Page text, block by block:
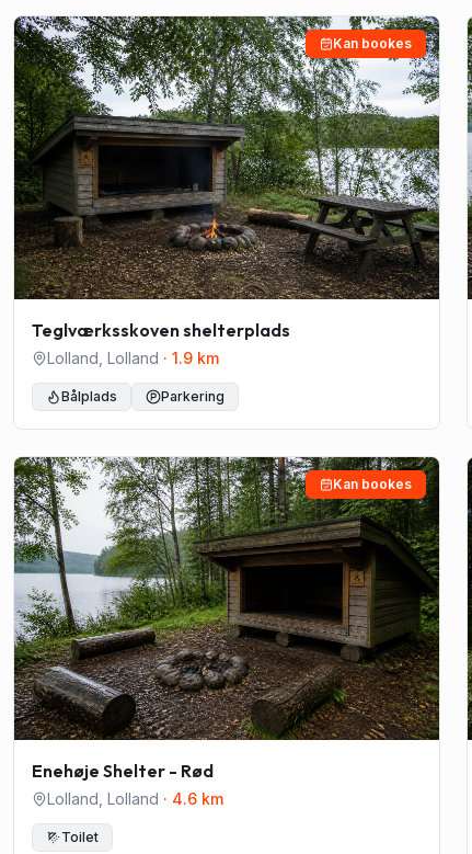
Kan bookes
Teglværksskoven shelterplads
Lolland ,Lolland ·1.9 km
Bålplads Parkering
Kan bookes
Enehøje Shelter - Rød
Lolland ,Lolland · 4.6 km
Toilet